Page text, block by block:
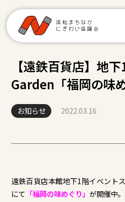
【遠鉄百貨店】地
Garden「福岡の味
お知らせ 2022.03.16
遠鉄百貨店本館地下1階イベント
にて 「福岡の味めぐり」が開催中。